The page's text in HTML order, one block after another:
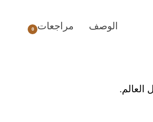
الوصف مراجعات 0